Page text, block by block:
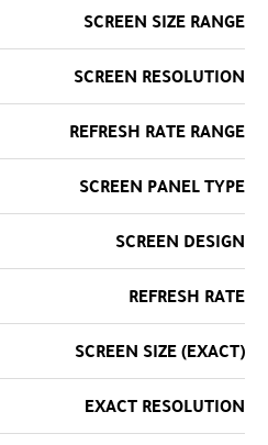
SCREEN SIZE RANGE
SCREEN RESOLUTION
REFRESH RATE RANGE
SCREEN PANEL TYPE
SCREEN DESIGN
REFRESH RATE
SCREEN SIZE (EXACT)
EXACT RESOLUTION